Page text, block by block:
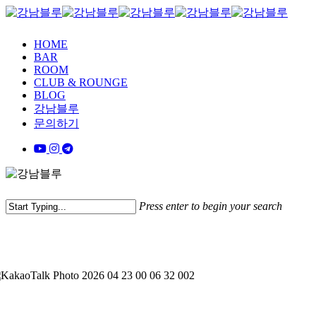
Skip
content
Menu
HOME
BAR
ROOM
CLUB & ROUNGE
BLOG
강남블루
문의하기
x-
youtube
instagram
telegram
tiktok
Press enter to begin your search